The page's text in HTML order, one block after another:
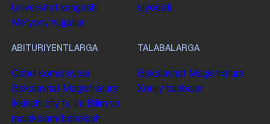
Universitet kengashi
Me'yoriy hujjatlar
siyosati
ABITURIYENTLARGA
Qabul komissiyasi
Bakalavriat Magistratura
Ikkinchi oliy taʼlim Bilim va
malakalarni baholash
TALABALARGA
Bakalavriat Magistratura
Xorijiy talabalar